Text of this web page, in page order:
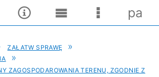
ZAŁATW SPRAWĘ
ZAGOSPODAROWANIA TERENU, ZGODNIE Z
Narzędzia
Menu
główne
Menu